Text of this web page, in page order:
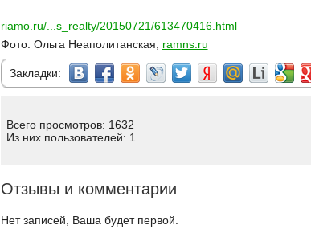
riamo.ru/...s_realty/20150721/613470416.html
Фото: Ольга Неаполитанская, ramns.ru
Закладки:
Всего просмотров: 1632
Из них пользователей: 1
Отзывы и комментарии
Нет записей, Ваша будет первой.